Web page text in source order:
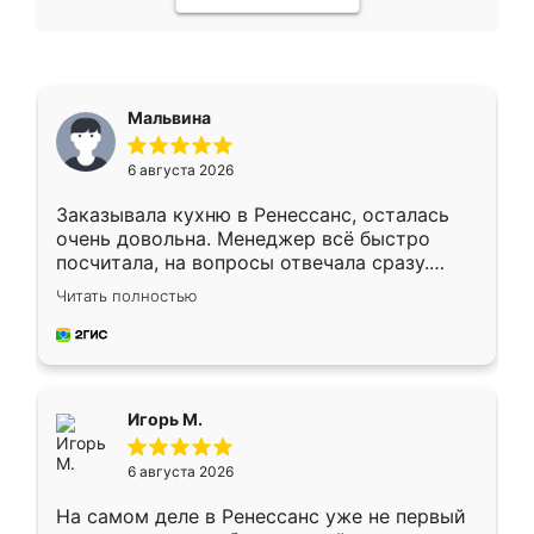
Мальвина
6 августа 2026
Заказывала кухню в Ренессанс, осталась
очень довольна. Менеджер всё быстро
посчитала, на вопросы отвечала сразу.
Замерщик приехал в субботу, подошёл к
делу со всей ответственностью. Собрали
за день, ребята работали аккуратно, даже
Читать полностью
Игорь М.
6 августа 2026
На самом деле в Ренессанс уже не первый